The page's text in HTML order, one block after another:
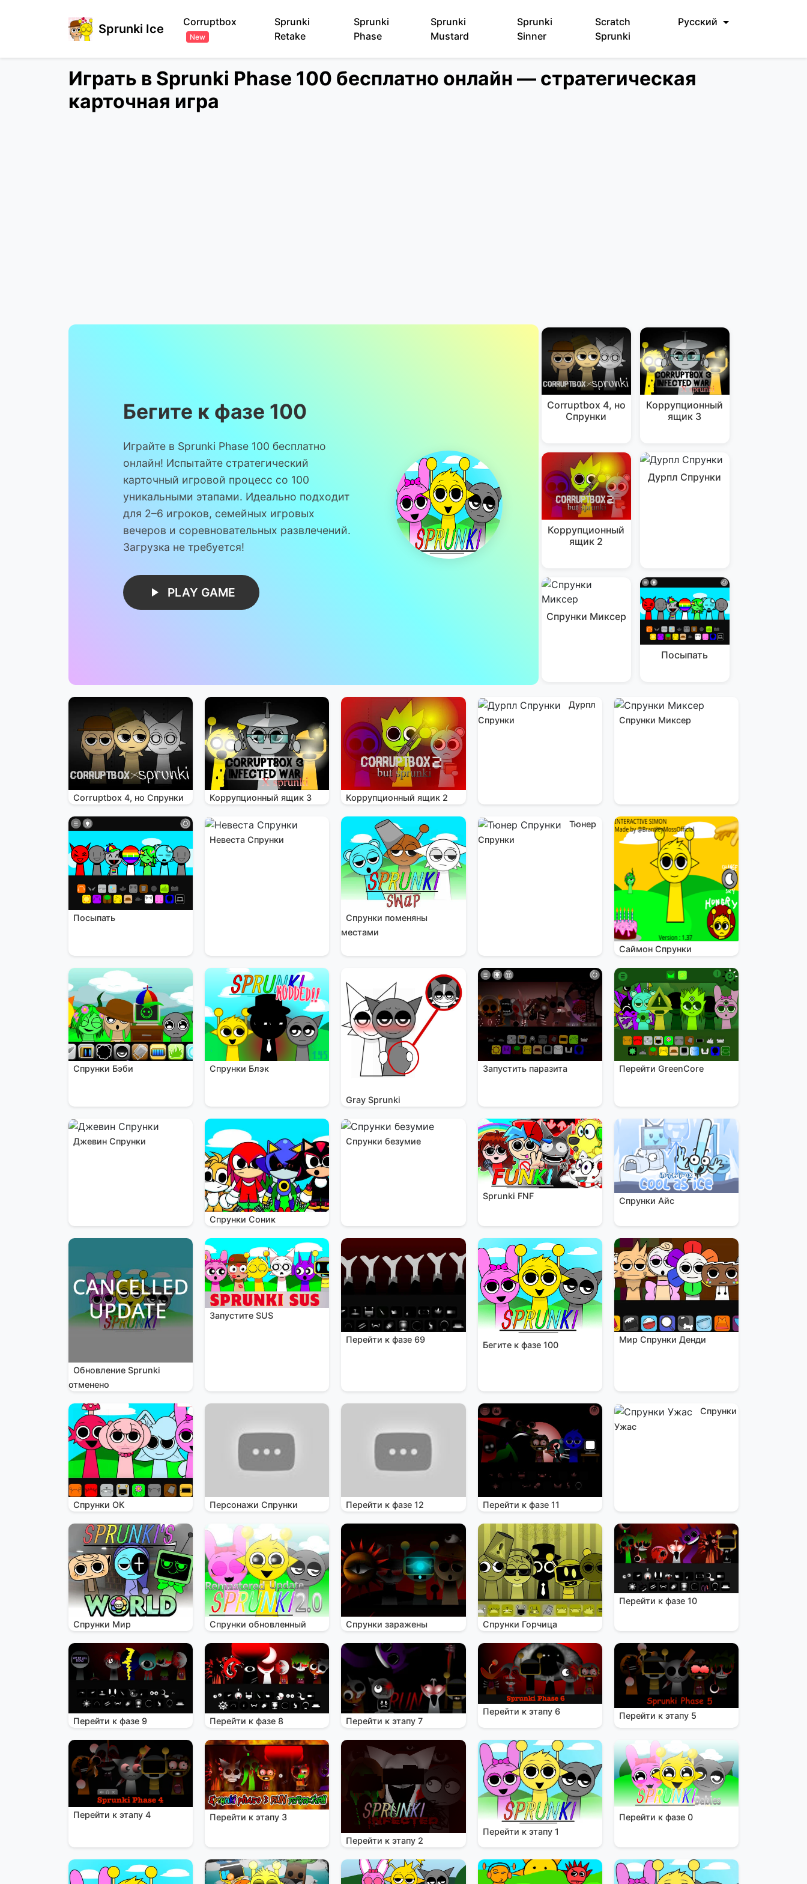
Sprunki Ice Corruptbox
New
Sprunki
Retake
Sprunki
Phase
Sprunki
Mustard
Sprunki
Sinner
Scratch
Sprunki
Русский
Играть в Sprunki Phase 100 бесплатно онлайн — стратегическая
карточная игра
Бегите к фазе 100
Играйте в Sprunki Phase 100 бесплатно
онлайн! Испытайте стратегический
карточный игровой процесс со 100
уникальными этапами. Идеально подходит
для 2–6 игроков, семейных игровых
вечеров и соревновательных развлечений.
Загрузка не требуется!
PLAY GAME
Corruptbox 4, но
Спрунки
Коррупционный
ящик 3
Коррупционный
ящик 2
Дурпл Спрунки
Спрунки Миксер
Посыпать
Corruptbox 4, но Спрунки Коррупционный ящик 3 Коррупционный ящик 2
Дурпл
Спрунки
Спрунки Миксер
Посыпать
Невеста Спрунки
Спрунки поменяны
местами
Тюнер
Спрунки
Саймон Спрунки
Спрунки Бэби Спрунки Блэк
Gray Sprunki
Запустить паразита Перейти GreenCore
Джевин Спрунки
Спрунки Соник
Спрунки безумие
Sprunki FNF Спрунки Айс
Обновление Sprunki
отменено
Запустите SUS
Перейти к фазе 69
Бегите к фазе 100
Мир Спрунки Денди
Спрунки ОК Персонажи Спрунки Перейти к фазе 12 Перейти к фазе 11
Спрунки
Ужас
Спрунки Мир Спрунки обновленный Спрунки заражены Спрунки Горчица
Перейти к фазе 10
Перейти к фазе 9 Перейти к фазе 8 Перейти к этапу 7
Перейти к этапу 6 Перейти к этапу 5
Перейти к этапу 4 Перейти к этапу 3
Перейти к этапу 2
Перейти к этапу 1
Перейти к фазе 0